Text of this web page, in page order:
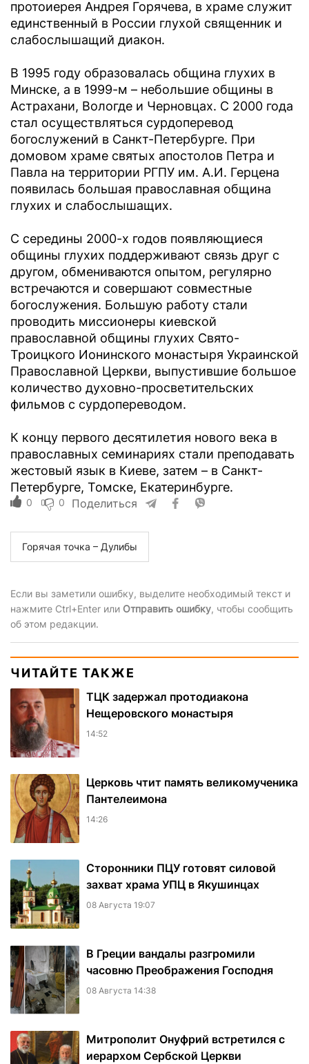
протоиерея Андрея Горячева, в храме служит
единственный в России глухой священник и
слабослышащий диакон.
В 1995 году образовалась община глухих в
Минске, а в 1999-м – небольшие общины в
Астрахани, Вологде и Черновцах. С 2000 года
стал осуществляться сурдоперевод
богослужений в Санкт-Петербурге. При
домовом храме святых апостолов Петра и
Павла на территории РГПУ им. А.И. Герцена
появилась большая православная община
глухих и слабослышащих.
С середины 2000-х годов появляющиеся
общины глухих поддерживают связь друг с
другом, обмениваются опытом, регулярно
встречаются и совершают совместные
богослужения. Большую работу стали
проводить миссионеры киевской
православной общины глухих Свято-
Троицкого Ионинского монастыря Украинской
Православной Церкви, выпустившие большое
количество духовно-просветительских
фильмов с сурдопереводом.
К концу первого десятилетия нового века в
православных семинариях стали преподавать
жестовый язык в Киеве, затем – в Санкт-
Петербурге, Томске, Екатеринбурге.
0 0 Поделиться
Горячая точка – Дулибы
Если вы заметили ошибку, выделите необходимый текст и
нажмите Ctrl+Enter или Отправить ошибку, чтобы сообщить
об этом редакции.
ЧИТАЙТЕ ТАКЖЕ
ТЦК задержал протодиакона
Нещеровского монастыря
14:52
Церковь чтит память великомученика
Пантелеимона
14:26
Сторонники ПЦУ готовят силовой
захват храма УПЦ в Якушинцах
08 Августа 19:07
В Греции вандалы разгромили
часовню Преображения Господня
08 Августа 14:38
Митрополит Онуфрий встретился с
иерархом Сербской Церкви